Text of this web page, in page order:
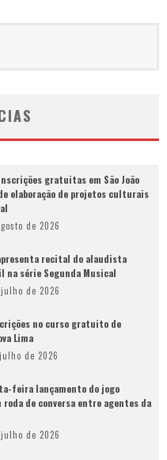
gratuitas em São João
elaboração de projetos culturais
de 2026
recital do alaudista
na série Segunda Musical
de 2026
no curso gratuito de
Lima
de 2026
feira lançamento do jogo
roda de conversa entre agentes da
de 2026